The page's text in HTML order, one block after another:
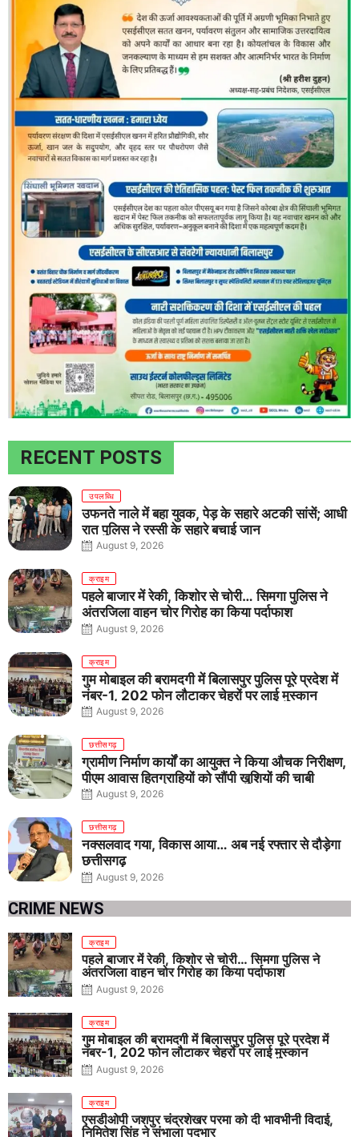
RECENT POSTS
उपलब्धि
उफनते नाले में बहा युवक, पेड़ के सहारे अटकी सांसें; आधी
रात पुलिस ने रस्सी के सहारे बचाई जान
August 9, 2026
क्राइम
पहले बाजार में रेकी, किशोर से चोरी… सिमगा पुलिस ने
अंतरजिला वाहन चोर गिरोह का किया पर्दाफाश
August 9, 2026
क्राइम
गुम मोबाइल की बरामदगी में बिलासपुर पुलिस पूरे प्रदेश में
नंबर-1, 202 फोन लौटाकर चेहरों पर लाई मुस्कान
August 9, 2026
छत्तीसगढ़
ग्रामीण निर्माण कार्यों का आयुक्त ने किया औचक निरीक्षण,
पीएम आवास हितग्राहियों को सौंपी खुशियों की चाबी
August 9, 2026
छत्तीसगढ़
नक्सलवाद गया, विकास आया… अब नई रफ्तार से दौड़ेगा
छत्तीसगढ़
August 9, 2026
CRIME NEWS
क्राइम
पहले बाजार में रेकी, किशोर से चोरी… सिमगा पुलिस ने
अंतरजिला वाहन चोर गिरोह का किया पर्दाफाश
August 9, 2026
क्राइम
गुम मोबाइल की बरामदगी में बिलासपुर पुलिस पूरे प्रदेश में
नंबर-1, 202 फोन लौटाकर चेहरों पर लाई मुस्कान
August 9, 2026
क्राइम
एसडीओपी जशपुर चंद्रशेखर परमा को दी भावभीनी विदाई,
निमितेश सिंह ने संभाला पदभार